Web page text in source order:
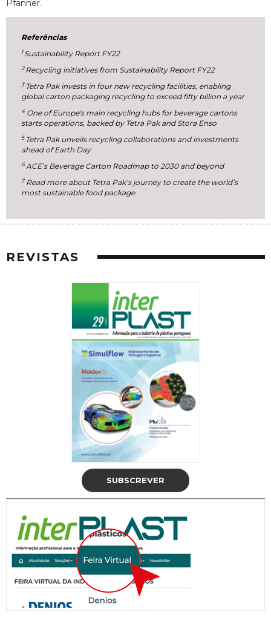
Pfanner.
Referências
1Sustainability Report FY22
2Recycling initiatives from Sustainability Report FY22
3 Tetra Pak invests in four new recycling facilities, enabling
global carton packaging recycling to exceed fifty billion a year
4 One of Europe's main recycling hubs for beverage cartons
starts operations, backed by Tetra Pak and Stora Enso
5 Tetra Pak unveils recycling collaborations and investments
ahead of Earth Day
6ACE’s Beverage Carton Roadmap to 2030 and beyond
7Read more about Tetra Pak’s journey to create the world’s
most sustainable food package
REVISTAS
SUBSCREVER